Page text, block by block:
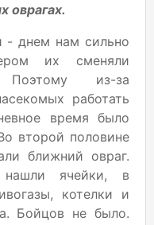
оврагах.
- днем нам сильно
их сменяли
из-за
работать
время было
второй половине
ближний овраг.
ячейки, в
котелки и
Бойцов не было.